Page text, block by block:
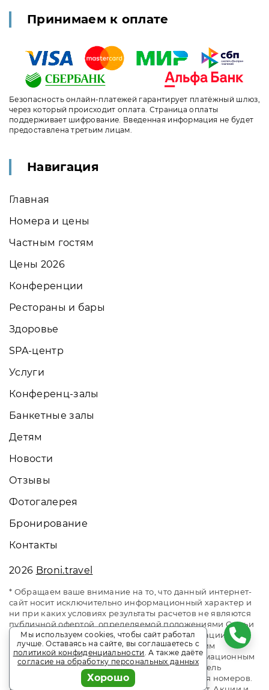
Принимаем к оплате
Безопасность онлайн-платежей гарантирует платёжный шлюз,
через который происходит оплата. Страница оплаты
поддерживает шифрование. Введенная информация не будет
предоставлена третьим лицам.
Навигация
Главная
Номера и цены
Частным гостям
Цены 2026
Конференции
Рестораны и бары
Здоровье
SPA-центр
Услуги
Конференц-залы
Банкетные залы
Детям
Новости
Отзывы
Фотогалерея
Бронирование
Контакты
2026 Broni.travel
* Обращаем ваше внимание на то, что данный интернет-
сайт носит исключительно информационный характер и
ни при каких условиях результаты расчетов не являются
публичной офертой, определяемой положениями Статьи
437 Гражданского кодекса Российской Федерации. За
окончательным расчетом обращайтесь к нашим
менеджерам. Данный ресурс является информационным
сайтом сервиса бронирования Broni.travel. Отель
«Прометей Небуг». Сайт онлайн бронирования номеров.
Мы используем cookies, чтобы сайт работал
лучше. Оставаясь на сайте, вы соглашаетесь с
политикой конфиденциальности. А также даёте
согласие на обработку персональных данных
Хорошо